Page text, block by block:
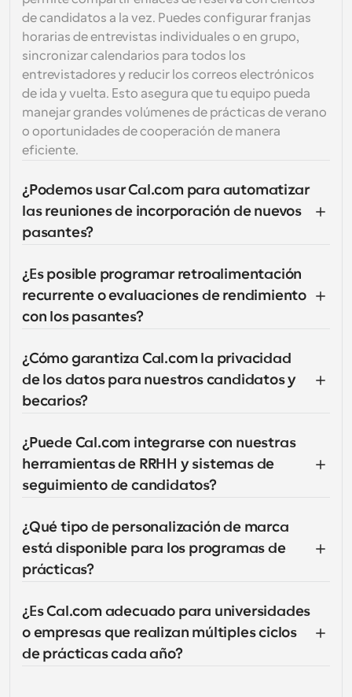
de candidatos a la vez. Puedes configurar franjas
horarias de entrevistas individuales o en grupo,
sincronizar calendarios para todos los
entrevistadores y reducir los correos electrónicos
de ida y vuelta. Esto asegura que tu equipo pueda
manejar grandes volúmenes de prácticas de verano
o oportunidades de cooperación de manera
eficiente.
¿Podemos usar Cal.com para automatizar
las reuniones de incorporación de nuevos
pasantes?
¿Es posible programar retroalimentación
recurrente o evaluaciones de rendimiento
con los pasantes?
¿Cómo garantiza Cal.com la privacidad
de los datos para nuestros candidatos y
becarios?
¿Puede Cal.com integrarse con nuestras
herramientas de RRHH y sistemas de
seguimiento de candidatos?
¿Qué tipo de personalización de marca
está disponible para los programas de
prácticas?
¿Es Cal.com adecuado para universidades
o empresas que realizan múltiples ciclos
de prácticas cada año?